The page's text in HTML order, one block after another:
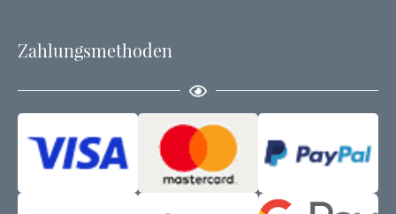
Zahlungsmethoden